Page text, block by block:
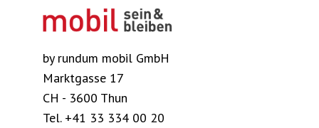
by rundum mobil GmbH
Marktgasse 17
CH - 3600 Thun
Tel. +41 33 334 00 20